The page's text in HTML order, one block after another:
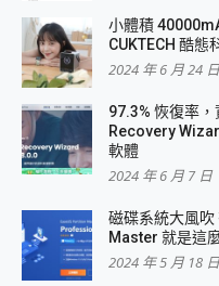
小體積
CUKTECH 酷態
2024 年 6 月 24 日
97.3% 恢復率
Recovery
軟體
2024 年 6 月 7 日
磁碟系統大風
Master 就是這
2024 年 5 月 18 日